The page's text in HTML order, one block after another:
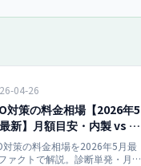
04-26
対策の料金相場【2026年5
新】月額目安・内製 vs 外
判断基準
対策の料金相場を2026年5月最
ァクトで解説。診断単発・月額